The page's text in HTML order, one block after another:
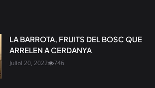
LA BARROTA, FRUITS DEL BOSC QUE
ARRELEN A CERDANYA
Juliol 20, 2022 746